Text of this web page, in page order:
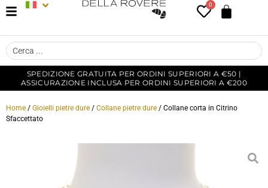
0
SPEDIZIONE GRATUITA PER ORDINI SUPERIORI A €50 |
ASSICURAZIONE INCLUSA PER ORDINI SUPERIORI A €200
Home / Gioielli pietre dure / Collane pietre dure / Collane corta in Citrino
Sfaccettato